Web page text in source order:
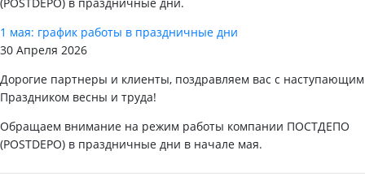
(POSTDEPO) в праздничные дни.
1 мая: график работы в праздничные дни
30 Апреля 2026
Дорогие партнеры и клиенты, поздравляем вас с наступающим
Праздником весны и труда!
Обращаем внимание на режим работы компании ПОСТДЕПО
(POSTDEPO) в праздничные дни в начале мая.